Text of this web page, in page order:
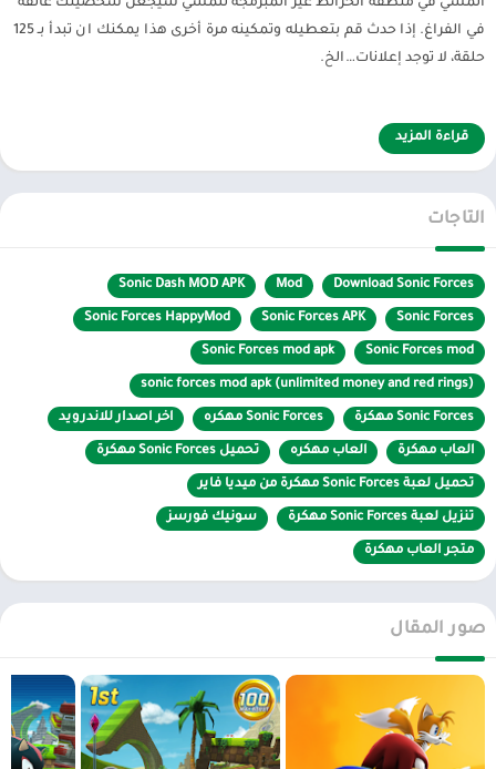
المشي في منطقة الخرائط غير المبرمجة للمشي سيجعل شخصيتك عالقة
في الفراغ. إذا حدث قم بتعطيله وتمكينه مرة أخرى هذا يمكنك ان تبدأ بـ 125
حلقة، لا توجد إعلانات…الخ.
رسومات ثلاثي الأبعاد لطيف للغاية. إن تشكيل Sonic وأصدقاؤه ملفت
على الوجوه. علاوة على ذلك ، تجعل المؤثرات الصوتية المضحكة تشعر أكثر
قم بترقية شخصياتكsonic forces
تم تصنيف لعبة Sonic Force من قبل المعجبين على أنها لعبة على الإطلاق،
يمكنك محاربة الشرير الدكتور روبوتنيك ، كما تقدم اللعبة وضع تعدد
اللاعبين مما يسمح لك بالمشاركة في سباقات مثيرة للغاية ومثيرة مع
لاعبين آخرين من جميع أنحاء العالم.
اكتشف من هو سيد السرعة!
مضمار السباق المتنوع مع مستويات اللعب للعديد من الأعمار من صغير
إلى كبير سيجعلك تعاني من التوتر وتحافظ على هدوء ذهنك إذا كنت تريد
ستجعل Sonic Forces كل سباق أو لحظة مثيرة من خلال إضافة نظام ترقية
في كل سباق. إنه نظام خاص وعشوائي ، ويمكن للاعبين اختيار إحدى
الامتيازات العشوائية عندما يجمعون حلقات كافية على طول
قراءة المزيد
التاجات
Download Sonic Forces
Mod
Sonic Dash MOD APK
Sonic Forces
Sonic Forces APK
Sonic Forces HappyMod
Sonic Forces mod
Sonic Forces mod apk
sonic forces mod apk (unlimited money and red rings)
Sonic Forces مهكرة Sonic Forces مهكره اخر اصدار للاندرويد
العاب مهكرة العاب مهكره تحميل Sonic Forces مهكرة
تحميل لعبة Sonic Forces مهكرة من ميديا فاير
تنزيل لعبة Sonic Forces مهكرة سونيك فورسز
متجر العاب مهكرة
صور المقال